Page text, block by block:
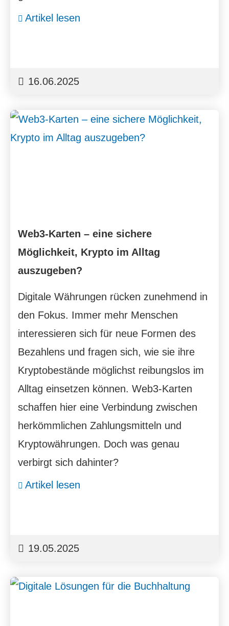
Artikel lesen
16.06.2025
Web3-Karten – eine sichere
Möglichkeit, Krypto im Alltag
auszugeben?
Digitale Währungen rücken zunehmend in
den Fokus. Immer mehr Menschen
interessieren sich für neue Formen des
Bezahlens und fragen sich, wie sie ihre
Kryptobestände möglichst reibungslos im
Alltag einsetzen können. Web3-Karten
schaffen hier eine Verbindung zwischen
herkömmlichen Zahlungsmitteln und
Kryptowährungen. Doch was genau
verbirgt sich dahinter?
Artikel lesen
19.05.2025